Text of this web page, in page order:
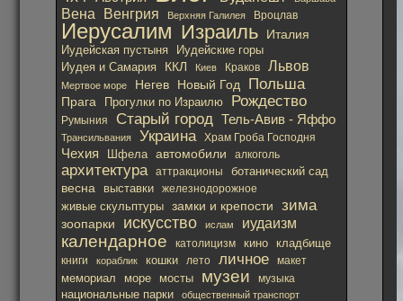
Вена Венгрия Верхняя Галилея Вроцлав
Иерусалим Израиль Италия
Иудейская пустыня
Иудейские горы
Иудея и Самария
ККЛ Киев Краков Львов
Мертвое море Негев Новый Год Польша
Прага Прогулки по Израилю Рождество
Румыния Старый город Тель-Авив - Яффо
Трансильвания Украина Храм Гроба Господня
Чехия Шфела автомобили алкоголь
архитектура аттракционы ботанический сад
весна выставки
железнодорожное
живые скульптуры
замки и крепости зима
зоопарки искусство ислам иудаизм
календарное католицизм кино кладбище
книги кораблик кошки лето личное макет
мемориал море мосты музеи музыка
национальные парки общественный транспорт